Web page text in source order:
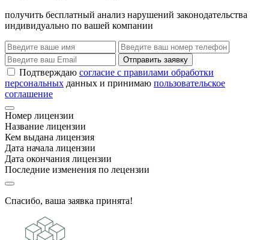
получить бесплатный анализ нарушений законодательства
индивидуально по вашей компании
Отправить заявку
Подтверждаю согласие с правилами обработки
персональных данных и принимаю пользовательское
соглашение
Номер лицензии
Название лицензии
Кем выдана лицензия
Дата начала лицензии
Дата окончания лицензии
Последние изменения по лецензии
Спасибо, ваша заявка принята!